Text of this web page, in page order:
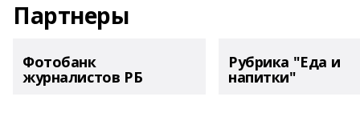
Партнеры
Фотобанк
журналистов РБ
Рубрика "Еда и
напитки"